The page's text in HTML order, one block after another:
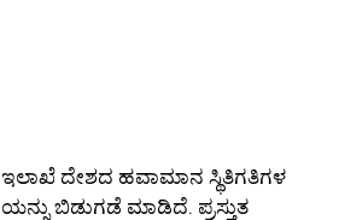
ದೇಶದ ಹವಾಮಾನ ಸ್ಥಿತಿಗತಿಗಳ
ಬಿಡುಗಡೆ ಮಾಡಿದೆ. ಪ್ರಸ್ತುತ